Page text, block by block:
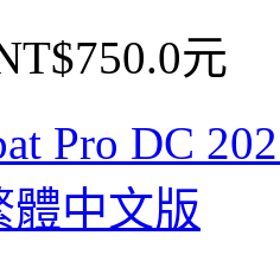
元
Pro DC
體中文版